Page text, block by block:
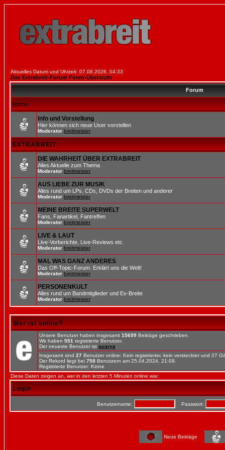
Aktuelles Datum und Uhrzeit: 07.08.2026, 04:33
Das Extrabreit-Forum Foren-Übersicht
Forum
Intro
Info und Vorstellung
Hier können sich neue User vorstellen
Moderator breitmeister
EXTRABREIT
DIE WAHRHEIT ÜBER EXTRABREIT
Alles Aktuelle zum Thema
Moderator breitmeister
AUS LIEBE ZUR MUSIK
Alles rund um LPs, CDs, DVDs der Breiten und anderer
Moderator breitmeister
MEINE BREITE SUPERWELT
Fans, Fanartikel, Fantreffen
Moderator breitmeister
LIVE & LAUT
Live-Vorberichte, Live-Reviews etc.
Moderator breitmeister
MAL WAS GANZ ANDERES
Das Off-Topic-Forum. Erklärt uns die Welt!
Moderator breitmeister
PERSONENKULT
Alles rund um Bandmitglieder und Ex-Breite
Moderator breitmeister
Wer ist online?
Unsere Benutzer haben insgesamt 15699 Beiträge geschrieben.
Wir haben 551 registrierte Benutzer.
Der neueste Benutzer ist avarya
Insgesamt sind 27 Benutzer online: Kein registrierter, kein versteckter und 27
Der Rekord liegt bei 758 Benutzern am 25.04.2024, 21:09.
Registrierte Benutzer: Keine
Diese Daten zeigen an, wer in den letzten 5 Minuten online war.
Login
Benutzername: Passwort:
Neue Beiträge